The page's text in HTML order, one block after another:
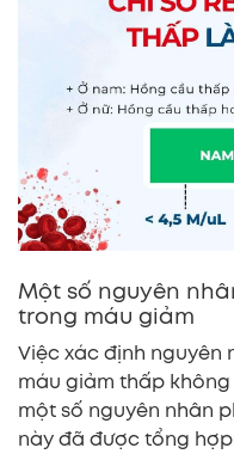
Một số nguyên
trong máu giảm
Việc xác định nguyên
máu giảm thấp
một số nguyên nhân
này đã được tổng